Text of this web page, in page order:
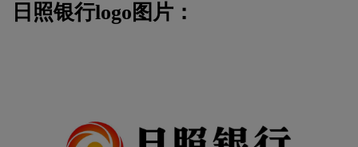
日照银行logo图片：